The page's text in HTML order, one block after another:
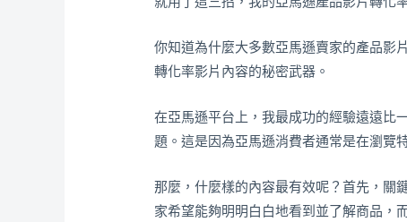
你知道為什麼大多數亞馬遜賣家的產品影
轉化率影片內容的秘密武器。
在亞馬遜平台上，我最成功的經驗遠遠比
題。這是因為亞馬遜消費者通常是在瀏覽
那麼，什麼樣的內容最有效呢？首先，關
家希望能夠明明白白地看到並了解商品，